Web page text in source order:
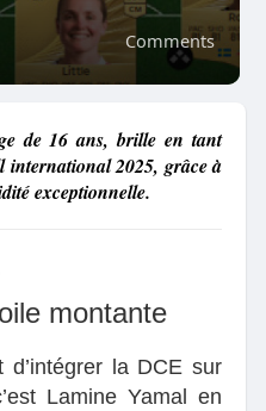
Comments
de 16 ans, brille en tant
international 2025, grâce à
exceptionnelle.
montante
la DCE sur
Lamine Yamal en